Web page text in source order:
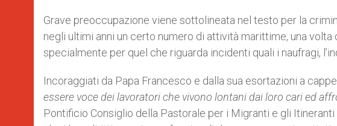
Grave preoccupazione viene sottolineata nel testo per la
negli ultimi anni un certo numero di attività marittime, una
specialmente per quel che riguarda incidenti quali i naufragi,
Incoraggiati da Papa Francesco e dalla sua esortazioni a
essere voce dei lavoratori che vivono lontani dai loro cari ed
Pontificio Consiglio della Pastorale per i Migranti e gli Itineranti